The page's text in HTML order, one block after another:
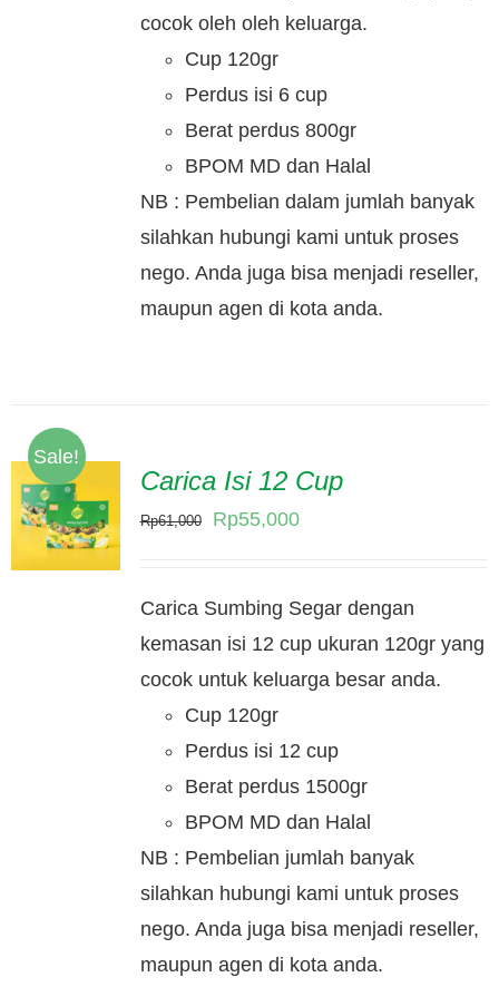
cocok oleh oleh keluarga.
Cup 120gr
Perdus isi 6 cup
Berat perdus 800gr
BPOM MD dan Halal
NB : Pembelian dalam jumlah banyak
silahkan hubungi kami untuk proses
nego. Anda juga bisa menjadi reseller,
maupun agen di kota anda.
Sale!
Carica Isi 12 Cup
Rp61,000
Original
Rp61,000.
Rp55,000Current
Rp55,000.
Carica Sumbing Segar dengan
kemasan isi 12 cup ukuran 120gr yang
cocok untuk keluarga besar anda.
Cup 120gr
Perdus isi 12 cup
Berat perdus 1500gr
BPOM MD dan Halal
NB : Pembelian jumlah banyak
silahkan hubungi kami untuk proses
nego. Anda juga bisa menjadi reseller,
maupun agen di kota anda.